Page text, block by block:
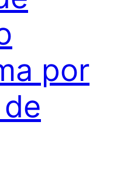
por